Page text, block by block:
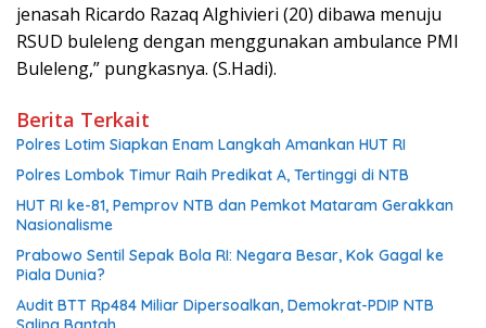
jenasah Ricardo Razaq Alghivieri (20) dibawa menuju
RSUD buleleng dengan menggunakan ambulance PMI
Buleleng,” pungkasnya. (S.Hadi).
Berita Terkait
Polres Lotim Siapkan Enam Langkah Amankan HUT RI
Polres Lombok Timur Raih Predikat A, Tertinggi di NTB
HUT RI ke-81, Pemprov NTB dan Pemkot Mataram Gerakkan
Nasionalisme
Prabowo Sentil Sepak Bola RI: Negara Besar, Kok Gagal ke
Piala Dunia?
Audit BTT Rp484 Miliar Dipersoalkan, Demokrat-PDIP NTB